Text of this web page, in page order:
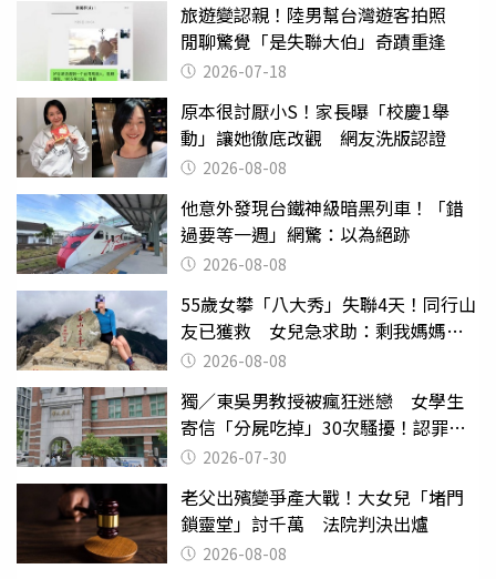
旅遊變認親！陸男幫台灣遊客拍照
閒聊驚覺「是失聯大伯」奇蹟重逢
2026-07-18
原本很討厭小S！家長曝「校慶1舉
動」讓她徹底改觀 網友洗版認證
2026-08-08
他意外發現台鐵神級暗黑列車！「錯
過要等一週」網驚：以為絕跡
2026-08-08
55歲女攀「八大秀」失聯4天！同行山
友已獲救 女兒急求助：剩我媽媽還
沒找到
2026-08-08
獨／東吳男教授被瘋狂迷戀 女學生
寄信「分屍吃掉」30次騷擾！認罪免
關 2026-07-30
老父出殯變爭產大戰！大女兒「堵門
鎖靈堂」討千萬 法院判決出爐
2026-08-08